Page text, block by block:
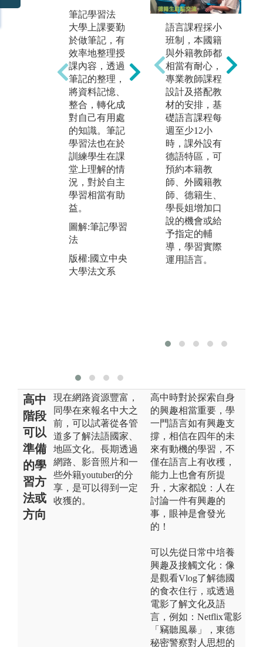
筆記學習法
大學上課要勤
於做筆記，有
效率地整理授
課內容，透過
筆記的整理，
將資料記憶、
整合，轉化成
對自己有用處
的知識。筆記
學習法也在於
訓練學生在課
堂上理解的情
況，對於自主
學習相當有助
益。
圖解:筆記學習
法
版權:國立中央
大學法文系
影音學習法
語言的學習不
能只是紙上作
業，必須要能
夠透過相關的
影音資料，訓
練自我的聽力
與反應力。影
音資料中的情
境設定也有助
於記憶與理
解。
圖解:影音學習
法
版權:國立中央
大學法文系
語言課程採小
班制，本國籍
與外籍教師都
相當有耐心，
專業教師課程
設計及搭配教
材的安排，基
礎語言課程每
週至少12小
時，課外設有
德語特區，可
預約本籍教
師、外國籍教
師、德籍生、
學長姐增加口
說的機會或給
予指定的輔
導，學習實際
運用語言。
高中
階段
可以
準備
的學
習方
法或
方向
現在網路資源豐富，
同學在來報名中大之
前，可以試著從各管
道多了解法語國家、
地區文化。長期透過
網路、影音照片和一
些外籍youtuber的分
享，是可以得到一定
收獲的。
高中時對於探索自身
的興趣相當重要，學
一門語言如有興趣支
撐，相信在四年的未
來有動機的學習，不
僅在語言上有收穫，
能力上也會有所提
升，大家都說：人在
討論一件有興趣的
事，眼神是會發光
的！
可以先從日常中培養
興趣及接觸文化：像
是觀看Vlog了解德國
的食衣住行，或透過
電影了解文化及語
言，例如：Netflix電影
「竊聽風暴」，東德
秘密警察對人思想的